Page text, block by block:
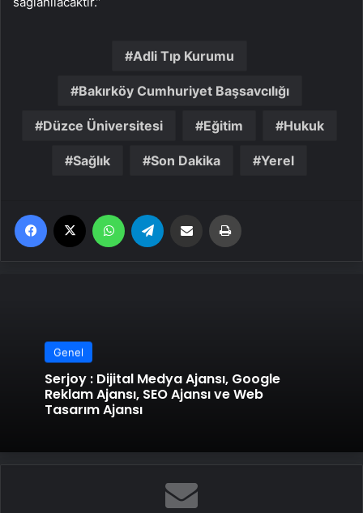
Adli Tıp Kurumu
Bakırköy Cumhuriyet Başsavcılığı
Düzce Üniversitesi Eğitim Hukuk
Sağlık Son Dakika Yerel
Facebook WhatsApp Email'den paylaş
Genel
Serjoy : Dijital Medya Ajansı, Google
Reklam Ajansı, SEO Ajansı ve Web
Tasarım Ajansı